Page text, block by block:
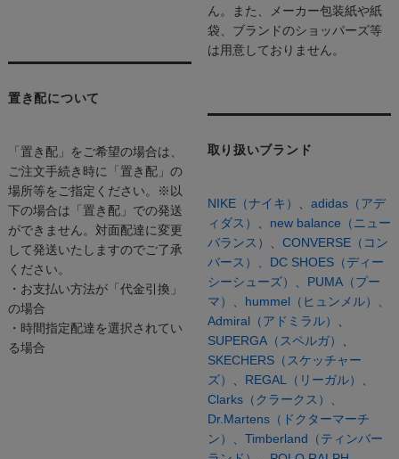
置き配について
「置き配」をご希望の場合は、
ご注文手続き時に「置き配」の
場所等をご指定ください。※以
下の場合は「置き配」での発送
ができません。対面配達に変更
して発送いたしますのでご了承
ください。
・お支払い方法が「代金引換」
の場合
・時間指定配達を選択されてい
る場合
ん。また、メーカー包装紙や紙
袋、ブランドのショッパーズ等
は用意しておりません。
取り扱いブランド
NIKE（ナイキ）
adidas（アデ
ィダス）
new balance（ニュー
バランス）
CONVERSE（コン
バース）、 DC SHOES（ディー
シーシューズ）、 PUMA（プー
マ）、 hummel（ヒュンメル）、
Admiral（アドミラル）
SUPERGA（スペルガ）
SKECHERS（スケッチャー
ズ）
REGAL（リーガル）
Clarks（クラークス）、
Dr.Martens（ドクターマーチ
ン）、 Timberland（ティンバー